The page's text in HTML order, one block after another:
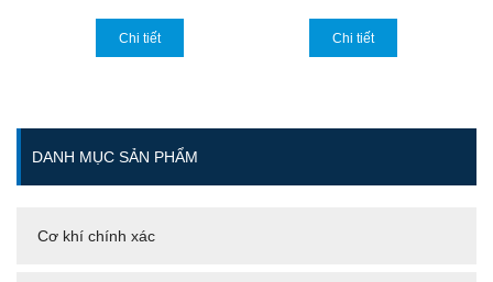
Chi tiết Chi tiết
DANH MỤC SẢN PHẨM
Cơ khí chính xác